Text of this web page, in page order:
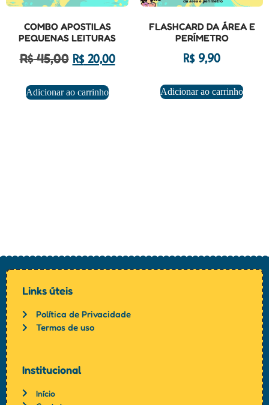
COMBO APOSTILAS
PEQUENAS LEITURAS
R$45,00 R$20,00
Adicionar ao carrinho
FLASHCARD DA ÁREA E
PERÍMETRO
R$9,90
Adicionar ao carrinho
Links úteis
Política de Privacidade
Termos de uso
Institucional
Início